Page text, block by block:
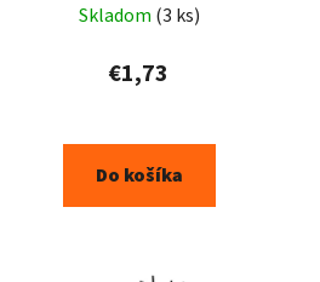
Skladom (3 ks)
€1,73
Do košíka